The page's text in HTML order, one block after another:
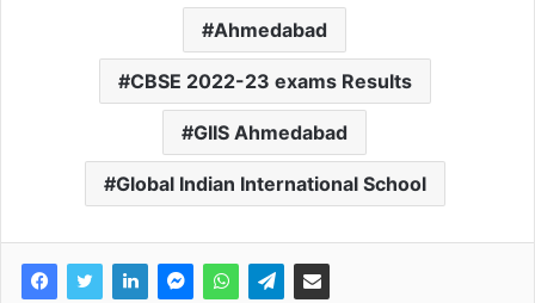
Ahmedabad
CBSE 2022-23 exams Results
GIIS Ahmedabad
Global Indian International School